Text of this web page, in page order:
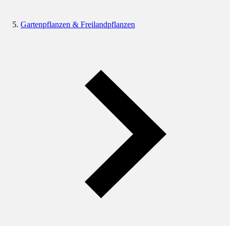
Gartenpflanzen & Freilandpflanzen